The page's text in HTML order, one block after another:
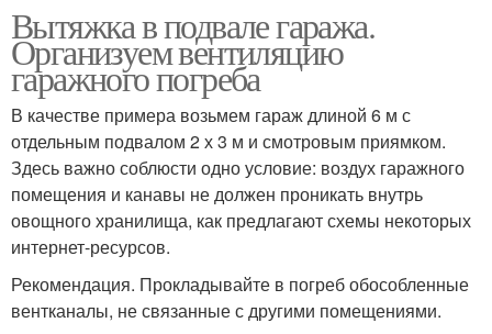
Вытяжка в подвале гаража.
Организуем вентиляцию
гаражного погреба
В качестве примера возьмем гараж длиной 6 м с
отдельным подвалом 2 х 3 м и смотровым приямком.
Здесь важно соблюсти одно условие: воздух гаражного
помещения и канавы не должен проникать внутрь
овощного хранилища, как предлагают схемы некоторых
интернет-ресурсов.
Рекомендация. Прокладывайте в погреб обособленные
вентканалы, не связанные с другими помещениями.